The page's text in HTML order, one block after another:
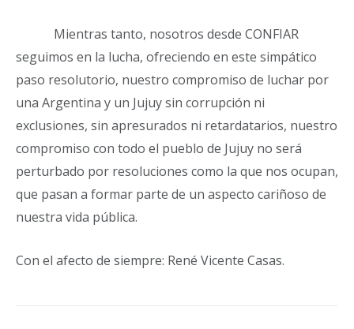
Mientras tanto, nosotros desde CONFIAR
seguimos en la lucha, ofreciendo en este simpático
paso resolutorio, nuestro compromiso de luchar por
una Argentina y un Jujuy sin corrupción ni
exclusiones, sin apresurados ni retardatarios, nuestro
compromiso con todo el pueblo de Jujuy no será
perturbado por resoluciones como la que nos ocupan,
que pasan a formar parte de un aspecto cariñoso de
nuestra vida pública.
Con el afecto de siempre: René Vicente Casas.